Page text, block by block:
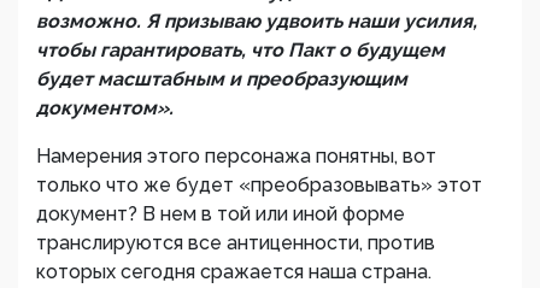
возможно. Я призываю удвоить наши усилия,
чтобы гарантировать, что Пакт о будущем
будет масштабным и преобразующим
документом».
Намерения этого персонажа понятны, вот
только что же будет «преобразовывать» этот
документ? В нем в той или иной форме
транслируются все антиценности, против
которых сегодня сражается наша страна.